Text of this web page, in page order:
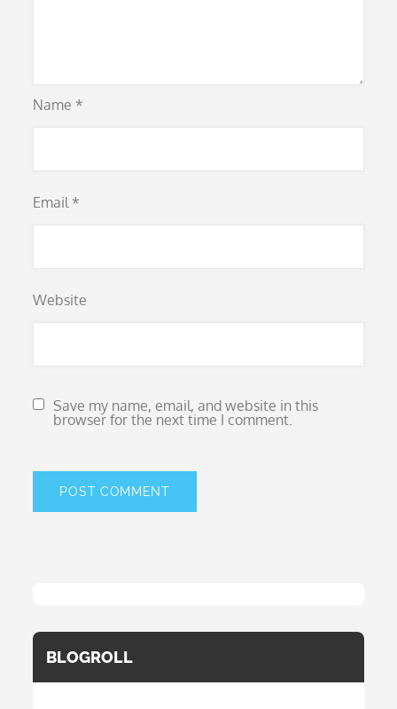
Name *
Email *
Website
Save my name, email, and website in this
browser for the next time I comment.
BLOGROLL